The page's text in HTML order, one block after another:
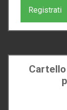
Registrati